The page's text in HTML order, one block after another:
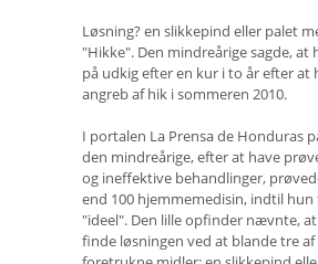
Løsning? en slikkepind eller palet
"Hikke". Den mindreårige sagde,
på udkig efter en kur i to år efter at
angreb af hik i sommeren 2010.
I portalen La Prensa de Honduras
den mindreårige, efter at have
og ineffektive behandlinger,
end 100 hjemmemedisin, indtil
"ideel". Den lille opfinder nævnte,
finde løsningen ved at blande tre af